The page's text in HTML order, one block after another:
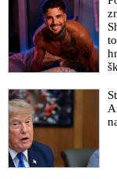
Vědci z Yaleovy
roky po COVID
VIDEO: Všetky
kontaminované,
University of
„Pravda je stále
stažení COVID
Smrtonosné mRNA
vied aj Štátneho